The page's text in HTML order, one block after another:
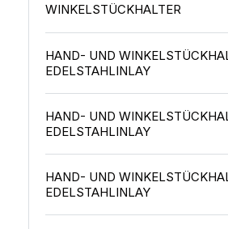
WINKELSTÜCKHALTER
HAND- UND
EDELSTAHLINLAY
HAND- UND
EDELSTAHLINLAY
HAND- UND
EDELSTAHLINLAY